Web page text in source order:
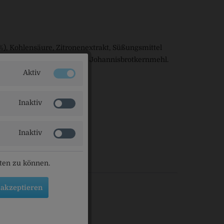
Kohlensäure, Zitronenextrakt, Süßungsmittel
Vitamin C, Stabilisator Johannisbrotkernmehl.
Aktiv
Inaktiv
Inaktiv
zu können.